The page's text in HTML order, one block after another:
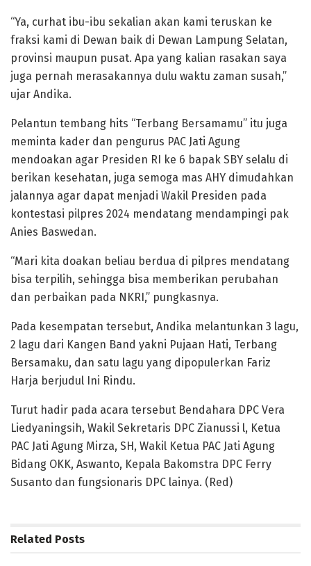
“Ya, curhat ibu-ibu sekalian akan kami teruskan ke
fraksi kami di Dewan baik di Dewan Lampung Selatan,
provinsi maupun pusat. Apa yang kalian rasakan saya
juga pernah merasakannya dulu waktu zaman susah,”
ujar Andika.
Pelantun tembang hits “Terbang Bersamamu” itu juga
meminta kader dan pengurus PAC Jati Agung
mendoakan agar Presiden RI ke 6 bapak SBY selalu di
berikan kesehatan, juga semoga mas AHY dimudahkan
jalannya agar dapat menjadi Wakil Presiden pada
kontestasi pilpres 2024 mendatang mendampingi pak
Anies Baswedan.
“Mari kita doakan beliau berdua di pilpres mendatang
bisa terpilih, sehingga bisa memberikan perubahan
dan perbaikan pada NKRI,” pungkasnya.
Pada kesempatan tersebut, Andika melantunkan 3 lagu,
2 lagu dari Kangen Band yakni Pujaan Hati, Terbang
Bersamaku, dan satu lagu yang dipopulerkan Fariz
Harja berjudul Ini Rindu.
Turut hadir pada acara tersebut Bendahara DPC Vera
Liedyaningsih, Wakil Sekretaris DPC Zianussi l, Ketua
PAC Jati Agung Mirza, SH, Wakil Ketua PAC Jati Agung
Bidang OKK, Aswanto, Kepala Bakomstra DPC Ferry
Susanto dan fungsionaris DPC lainya. (Red)
Related Posts